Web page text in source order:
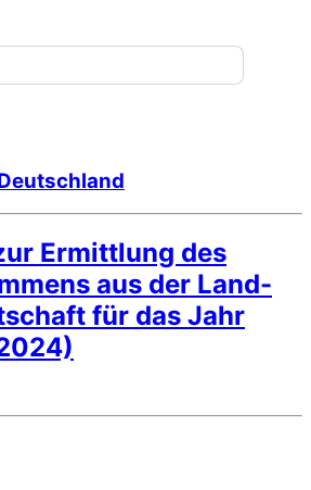
Ermittlung des
aus der Land-
für das Jahr